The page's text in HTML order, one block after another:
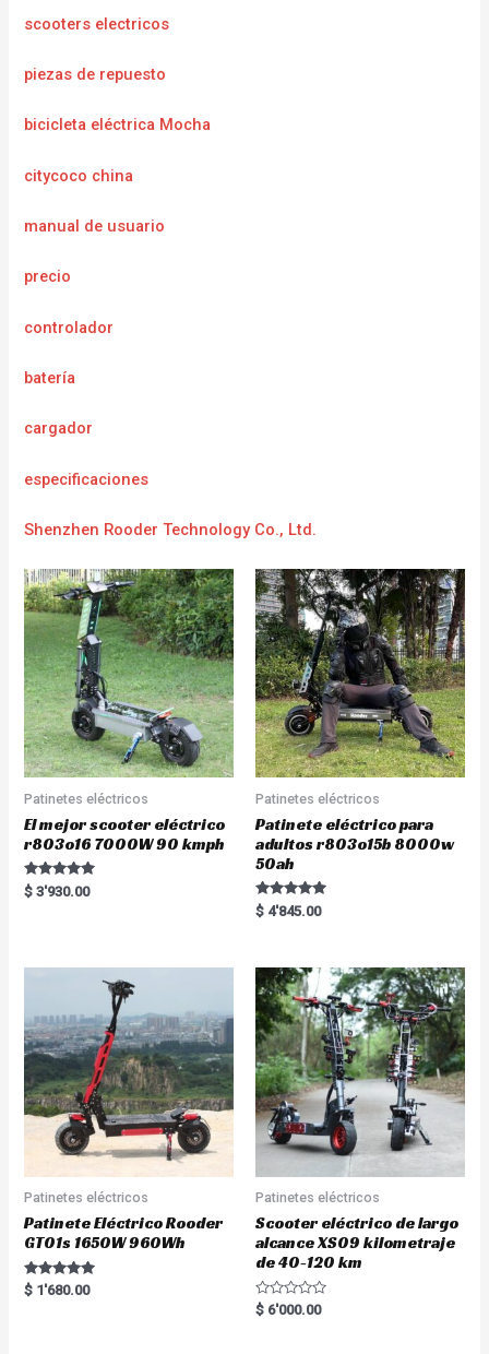
scooters electricos
piezas de repuesto
bicicleta eléctrica Mocha
citycoco china
manual de usuario
precio
controlador
batería
cargador
especificaciones
Shenzhen Rooder Technology Co., Ltd.
Patinetes eléctricos
El mejor scooter eléctrico
r803o16 7000W 90 kmph
Rated
5.00
$ 3'930.00
Patinetes eléctricos
Patinete eléctrico para
adultos r803o15b 8000w
50ah
Rated
5.00
$ 4'845.00
Patinetes eléctricos
Patinete Eléctrico Rooder
GT01s 1650W 960Wh
Rated
5.00
$ 1'680.00
Patinetes eléctricos
Scooter eléctrico de largo
alcance XS09 kilometraje
de 40-120 km
R
a
$ 6'000.00